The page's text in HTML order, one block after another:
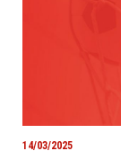
14/03/2025